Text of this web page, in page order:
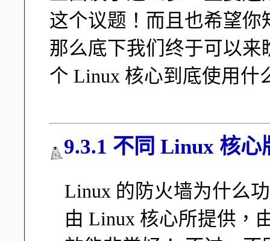
这个议题！而且也希望
那么底下我们终于可以来
个 Linux 核心到底使用什
9.3.1 不同 Linux 核
Linux 的防火墙为什么
由 Linux 核心所提供，